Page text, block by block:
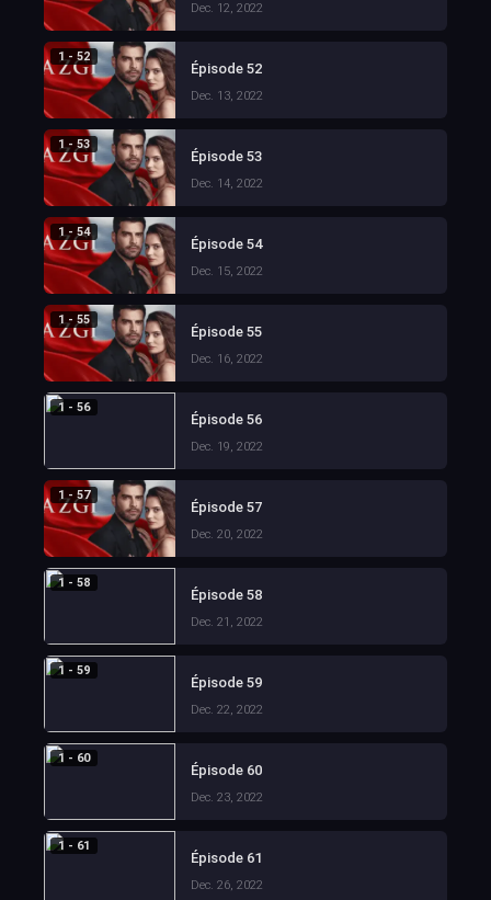
Dec. 12, 2022
1 - 52
Épisode 52
Dec. 13, 2022
1 - 53
Épisode 53
Dec. 14, 2022
1 - 54
Épisode 54
Dec. 15, 2022
1 - 55
Épisode 55
Dec. 16, 2022
1 - 56
Épisode 56
Dec. 19, 2022
1 - 57
Épisode 57
Dec. 20, 2022
1 - 58
Épisode 58
Dec. 21, 2022
1 - 59
Épisode 59
Dec. 22, 2022
1 - 60
Épisode 60
Dec. 23, 2022
1 - 61
Épisode 61
Dec. 26, 2022